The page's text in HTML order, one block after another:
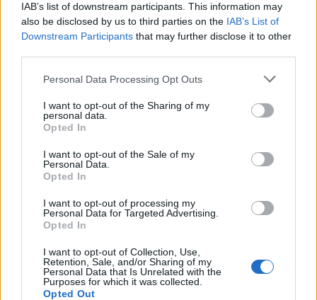
IAB’s list of downstream participants. This information may
also be disclosed by us to third parties on the IAB’s List of
Downstream Participants that may further disclose it to other
Personal Data Processing Opt Outs
I want to opt-out of the Sharing of my
personal data.
Opted In
I want to opt-out of the Sale of my
Personal Data.
Opted In
I want to opt-out of processing my
Personal Data for Targeted Advertising.
Opted In
I want to opt-out of Collection, Use,
Retention, Sale, and/or Sharing of my
Personal Data that Is Unrelated with the
Purposes for which it was collected.
Opted Out
Další články autora |
Bobři dokážou udržet vodu i
nízkých průtoků jim může
ublížit
Online diskuse